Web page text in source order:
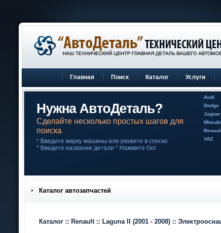
Главная Поиск Каталог Услуги
Нужна АвтоДеталь?
Сделайте несколько простых шагов для
поиска
* Введите марку машины или укажите в списке
* Введите название детали * Нажмите Go!
Audi
Dodge
Jaguar
VAZ
Каталог автозапчастей
Каталог :: Renault:: Laguna II (2001 - 2008) ::